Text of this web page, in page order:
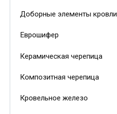
Доборные элементы кровли
Еврошифер
Керамическая черепица
Композитная черепица
Кровельное железо